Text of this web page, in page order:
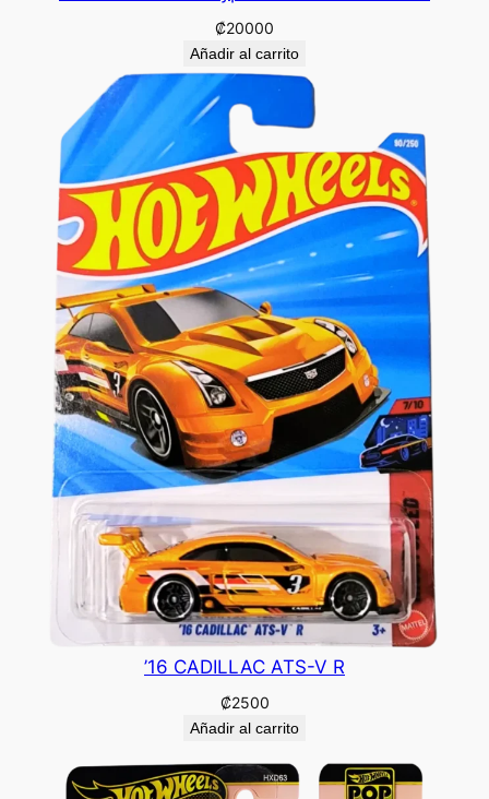
₡20000
Añadir al carrito
’16 CADILLAC ATS-V R
₡2500
Añadir al carrito